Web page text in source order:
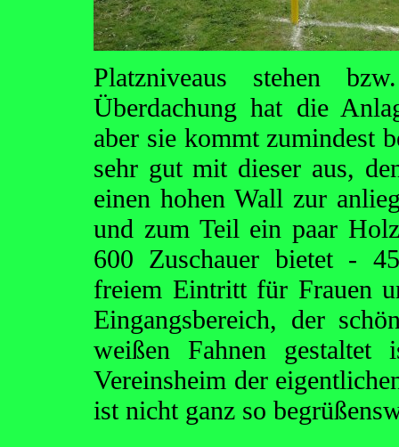
Platzniveaus stehen
Überdachung hat die
aber sie kommt zumindest
sehr gut mit dieser aus,
einen hohen Wall zur
und zum Teil ein paar
600 Zuschauer bietet -
freiem Eintritt für Frauen
Eingangsbereich, der
weißen Fahnen gestaltet
Vereinsheim der
ist nicht ganz so